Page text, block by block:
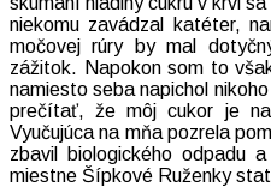
niekomu zavádzal katéter,
močovej rúry by mal
zážitok. Napokon som to
namiesto seba napichol
prečítať, že môj cukor je
Vyučujúca na mňa pozrela
zbavil biologického odpadu
miestne Šípkové Ruženky